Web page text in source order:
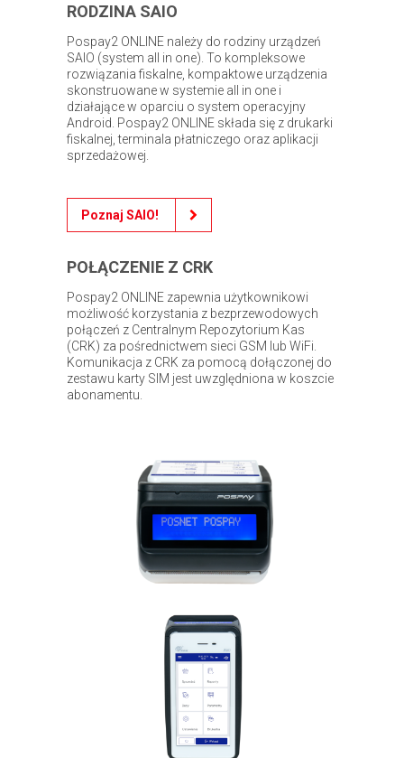
RODZINA SAIO
Pospay2 ONLINE należy do rodziny urządzeń
SAIO (system all in one). To kompleksowe
rozwiązania fiskalne, kompaktowe urządzenia
skonstruowane w systemie all in one i
działające w oparciu o system operacyjny
Android. Pospay2 ONLINE składa się z drukarki
fiskalnej, terminala płatniczego oraz aplikacji
sprzedażowej.
Poznaj SAIO!
POŁĄCZENIE Z CRK
Pospay2 ONLINE zapewnia użytkownikowi
możliwość korzystania z bezprzewodowych
połączeń z Centralnym Repozytorium Kas
(CRK) za pośrednictwem sieci GSM lub WiFi.
Komunikacja z CRK za pomocą dołączonej do
zestawu karty SIM jest uwzględniona w koszcie
abonamentu.